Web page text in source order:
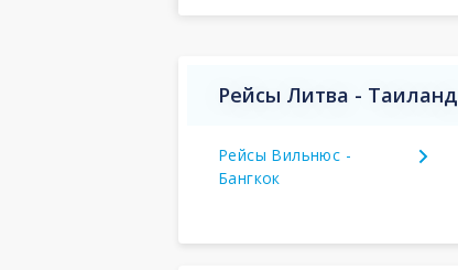
Рейсы Литва - Таиланд
Рейсы Вильнюс -
Бангкок